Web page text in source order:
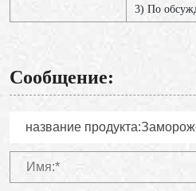
3) По
Сообщение: